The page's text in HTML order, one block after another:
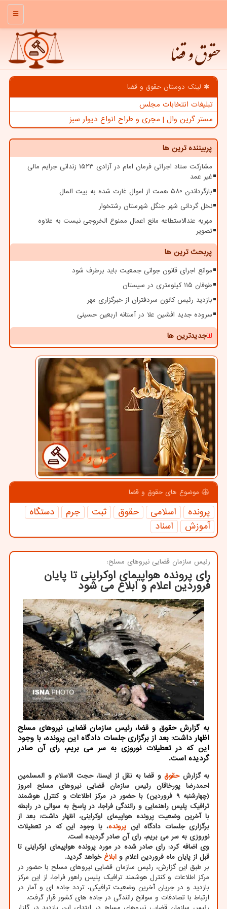
منو
حقوق و قضا
لینک دوستان حقوق و قضا
تبلیغات انتخابات مجلس
مستر گرین وال | مجری و طراح انواع دیوار سبز
پربیننده ترین ها
مشارکت ستاد اجرائی فرمان امام در آزادی ۱۵۲۳ زندانی جرایم مالی
غیر عمد
بازگرداندن ۵۸۰ همت از اموال غارت شده به بیت المال
نخل گردانی شهر جنگل شهرستان رشتخوار
مهریه عندالاستطاعه مانع اعمال ممنوع الخروجی نیست به علاوه
تصویر
پربحث ترین ها
موانع اجرای قانون جوانی جمعیت باید برطرف شود
طوفان ۱۱۵ کیلومتری در سیستان
بازدید رئیس کانون سردفتران از خبرگزاری مهر
سروده جدید افشین علا در آستانه اربعین حسینی
جدیدترین ها
موضوع های حقوق و قضا
پرونده اسلامی حقوق ثبت جرم
دستگاه
آموزش
اسناد
رئیس سازمان قضایی نیروهای مسلح:
رای پرونده هواپیمای اوکراینی تا پایان
فروردین اعلام و ابلاغ می شود
به گزارش حقوق و قضا، رئیس سازمان قضایی نیروهای مسلح
اظهار داشت: بعد از برگزاری جلسات دادگاه این پرونده، با وجود
این که در تعطیلات نوروزی به سر می بریم، رای آن صادر
گردیده است.
به گزارشحقوق و قضا به نقل از ایسنا، حجت الاسلام و المسلمین
احمدرضا پورخاقان رئیس سازمان قضایی نیروهای مسلح امروز
(چهارشنبه ۹ فروردین) با حضور در مرکز اطلاعات و کنترل هوشمند
ترافیک پلیس راهنمایی و رانندگی فراجا، در پاسخ به سوالی در رابطه
با آخرین وضعیت پرونده هواپیمای اوکراینی، اظهار داشت: بعد از
برگزاری جلسات دادگاه این پرونده، با وجود این که در تعطیلات
نوروزی به سر می بریم، رای آن صادر گردیده است.
وی اضافه کرد: رای صادر شده در مورد پرونده هواپیمای اوکراینی تا
قبل از پایان ماه فروردین اعلام و ابلاغ خواهد گردید.
بر طبق این گزارش، رئیس سازمان قضایی نیروهای مسلح با حضور در
مرکز اطلاعات و کنترل هوشمند ترافیک پلیس راهور فراجا، از این مرکز
بازدید و در جریان آخرین وضعیت ترافیکی، تردد جاده ای و آمار در
ارتباط با تصادفات و سوانح رانندگی در جاده های کشور قرار گرفت.